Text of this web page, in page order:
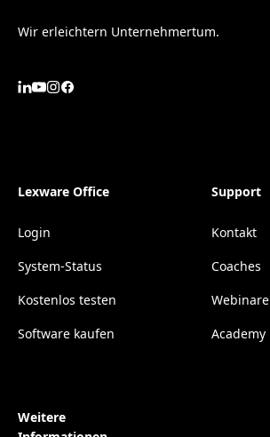
Wir erleichtern Unternehmertum.
Lexware Office
Login
System-Status
Kostenlos testen
Software kaufen
Support
Kontakt
Coaches
Webinare
Academy
Weitere